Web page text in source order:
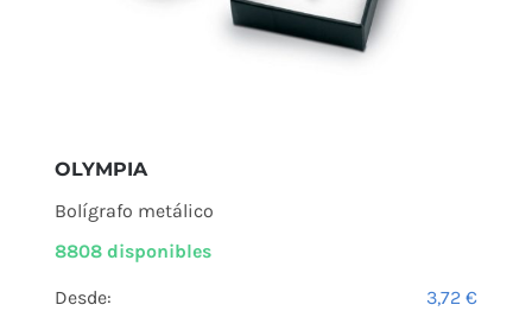
OLYMPIA
Bolígrafo metálico
8808 disponibles
Desde: 3,72€